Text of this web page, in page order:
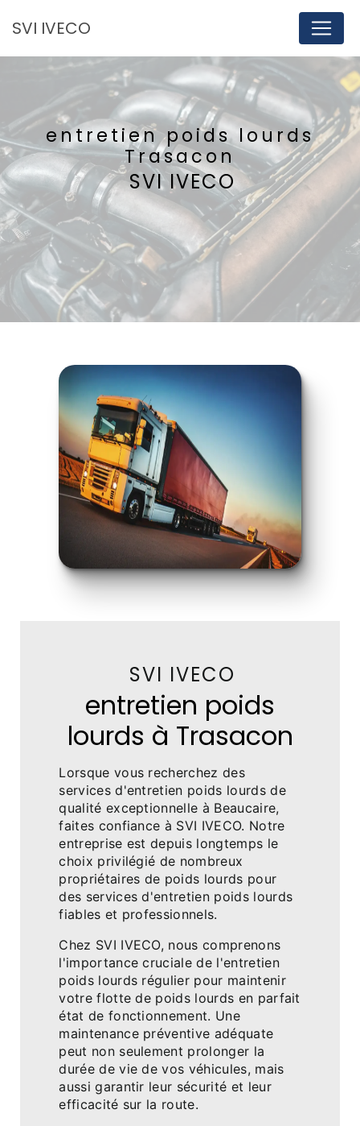
SVI IVECO
entretien poids lourds
Trasacon
SVI IVECO
SVI IVECO
entretien poids
lourds à Trasacon
Lorsque vous recherchez des
services d'entretien poids lourds de
qualité exceptionnelle à Beaucaire,
faites confiance à SVI IVECO. Notre
entreprise est depuis longtemps le
choix privilégié de nombreux
propriétaires de poids lourds pour
des services d'entretien poids lourds
fiables et professionnels.
Chez SVI IVECO, nous comprenons
l'importance cruciale de l'entretien
poids lourds régulier pour maintenir
votre flotte de poids lourds en parfait
état de fonctionnement. Une
maintenance préventive adéquate
peut non seulement prolonger la
durée de vie de vos véhicules, mais
aussi garantir leur sécurité et leur
efficacité sur la route.